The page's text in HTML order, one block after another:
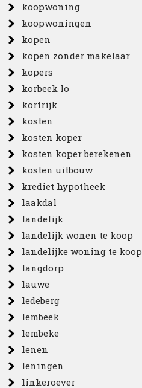
koopwoning
koopwoningen
kopen
kopen zonder makelaar
kopers
korbeek lo
kortrijk
kosten
kosten koper
kosten koper berekenen
kosten uitbouw
krediet hypotheek
laakdal
landelijk
landelijk wonen te koop
landelijke woning te koop
langdorp
lauwe
ledeberg
lembeek
lembeke
lenen
leningen
linkeroever